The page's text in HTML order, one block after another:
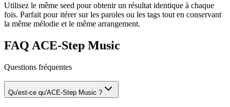
Utilisez le même seed pour obtenir un résultat identique à chaque
fois. Parfait pour itérer sur les paroles ou les tags tout en conservant
la même mélodie et le même arrangement.
FAQ ACE-Step Music
Questions fréquentes
Qu'est-ce qu'ACE-Step Music ?